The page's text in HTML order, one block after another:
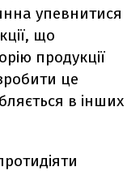
упевнитися
що
продукції
це
в інших